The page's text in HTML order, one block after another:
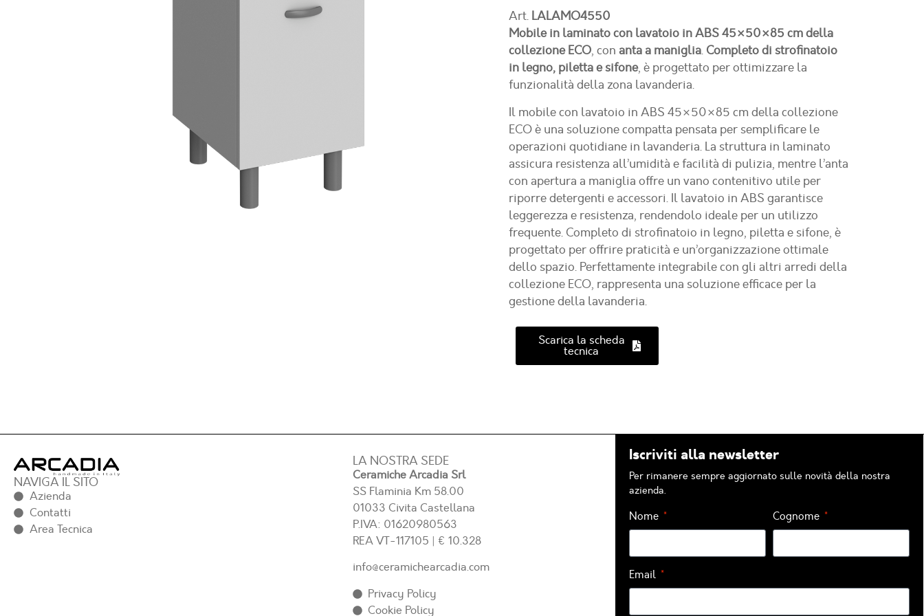
Art. LALAMO4550
Mobile in laminato con lavatoio in ABS 45×50×85 cm della
collezione ECO, con anta a maniglia. Completo di strofinatoio
in legno, piletta e sifone, è progettato per ottimizzare la
funzionalità della zona lavanderia.
Il mobile con lavatoio in ABS 45×50×85 cm della collezione
ECO è una soluzione compatta pensata per semplificare le
operazioni quotidiane in lavanderia. La struttura in laminato
assicura resistenza all’umidità e facilità di pulizia, mentre l’anta
con apertura a maniglia offre un vano contenitivo utile per
riporre detergenti e accessori. Il lavatoio in ABS garantisce
leggerezza e resistenza, rendendolo ideale per un utilizzo
frequente. Completo di strofinatoio in legno, piletta e sifone, è
progettato per offrire praticità e un’organizzazione ottimale
dello spazio. Perfettamente integrabile con gli altri arredi della
collezione ECO, rappresenta una soluzione efficace per la
gestione della lavanderia.
Scarica la scheda
tecnica
NAVIGA IL SITO
Azienda
Contatti
Area Tecnica
LA NOSTRA SEDE
Ceramiche Arcadia Srl
SS Flaminia Km 58.00
01033 Civita Castellana
P.IVA: 01620980563
REAVT-117105 | € 10.328
info@ceramichearcadia.com
Privacy Policy
Cookie Policy
Iscriviti alla newsletter
Per rimanere sempre aggiornato sulle novità della nostra
azienda.
Nome Cognome
Email